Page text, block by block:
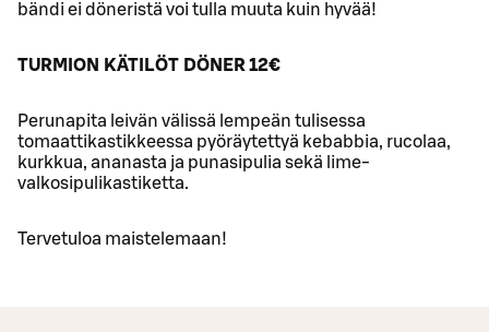
bändi ei döneristä voi tulla muuta kuin hyvää!
TURMION KÄTILÖT DÖNER 12€
Perunapita leivän välissä lempeän tulisessa
tomaattikastikkeessa pyöräytettyä kebabbia, rucolaa,
kurkkua, ananasta ja punasipulia sekä lime-
valkosipulikastiketta.
Tervetuloa maistelemaan!